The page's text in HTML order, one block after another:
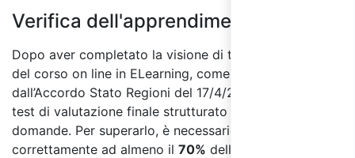
Verifica dell'apprendimento:
Dopo aver completato la visione di tutti i moduli
del corso on line in ELearning, come previsto
dall’Accordo Stato Regioni del 17/4/2025, si accede al
test di valutazione finale strutturato con almeno 30
domande. Per superarlo, è necessario rispondere
correttamente ad almeno il 70% delle domande, in